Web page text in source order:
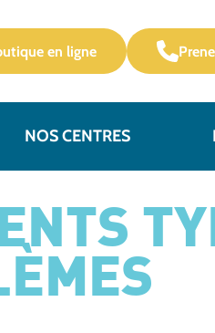
en ligne
NOS CENTRES